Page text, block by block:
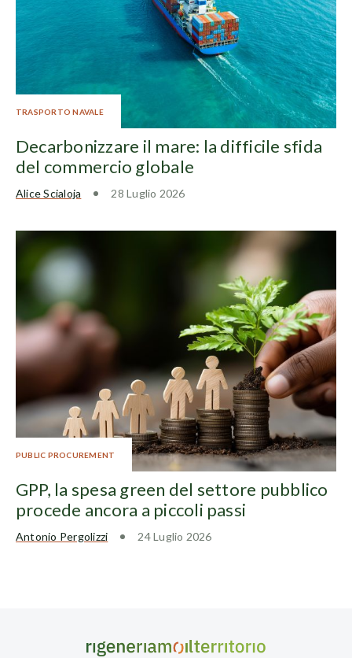
TRASPORTO NAVALE
Decarbonizzare il mare: la difficile sfida
del commercio globale
Alice Scialoja 28 Luglio 2026
PUBLIC PROCUREMENT
GPP, la spesa green del settore pubblico
procede ancora a piccoli passi
Antonio Pergolizzi 24 Luglio 2026